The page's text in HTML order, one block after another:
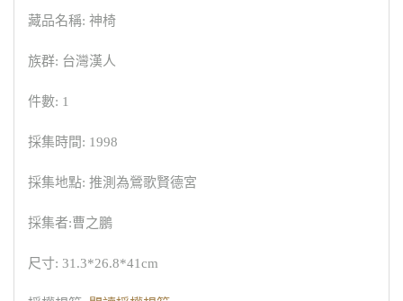
藏品名稱: 神椅
族群: 台灣漢人
件數: 1
採集時間: 1998
採集地點: 推測為鶯歌賢德宮
採集者:曹之鵬
尺寸: 31.3*26.8*41cm